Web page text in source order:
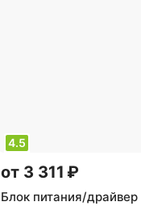
4.5
от 3 311 ₽
Блок питания/драйвер